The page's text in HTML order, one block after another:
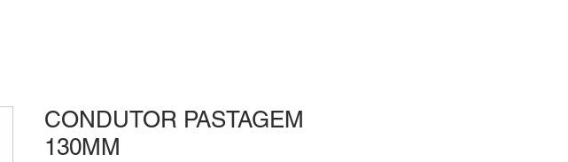
CONDUTOR PASTAGEM
130MM